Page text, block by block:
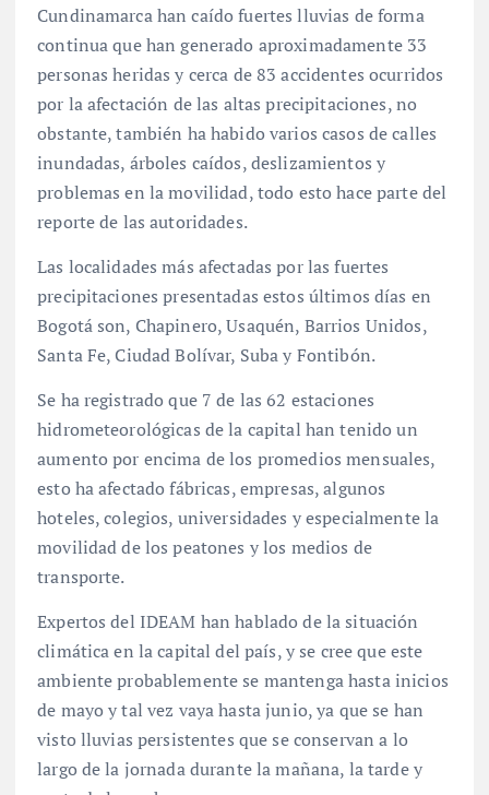
Cundinamarca han caído fuertes lluvias de forma
continua que han generado aproximadamente 33
personas heridas y cerca de 83 accidentes ocurridos
por la afectación de las altas precipitaciones, no
obstante, también ha habido varios casos de calles
inundadas, árboles caídos, deslizamientos y
problemas en la movilidad, todo esto hace parte del
reporte de las autoridades.
Las localidades más afectadas por las fuertes
precipitaciones presentadas estos últimos días en
Bogotá son, Chapinero, Usaquén, Barrios Unidos,
Santa Fe, Ciudad Bolívar, Suba y Fontibón.
Se ha registrado que 7 de las 62 estaciones
hidrometeorológicas de la capital han tenido un
aumento por encima de los promedios mensuales,
esto ha afectado fábricas, empresas, algunos
hoteles, colegios, universidades y especialmente la
movilidad de los peatones y los medios de
transporte.
Expertos del IDEAM han hablado de la situación
climática en la capital del país, y se cree que este
ambiente probablemente se mantenga hasta inicios
de mayo y tal vez vaya hasta junio, ya que se han
visto lluvias persistentes que se conservan a lo
largo de la jornada durante la mañana, la tarde y